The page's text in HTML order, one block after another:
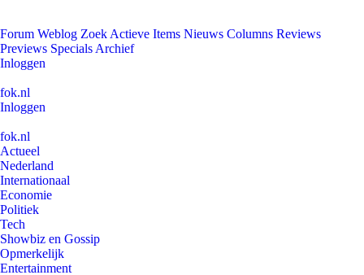
Forum Weblog Zoek Actieve Items Nieuws Columns Reviews
Previews Specials Archief
Inloggen
fok.nl
Inloggen
fok.nl
Actueel
Nederland
Internationaal
Economie
Politiek
Tech
Showbiz en Gossip
Opmerkelijk
Entertainment